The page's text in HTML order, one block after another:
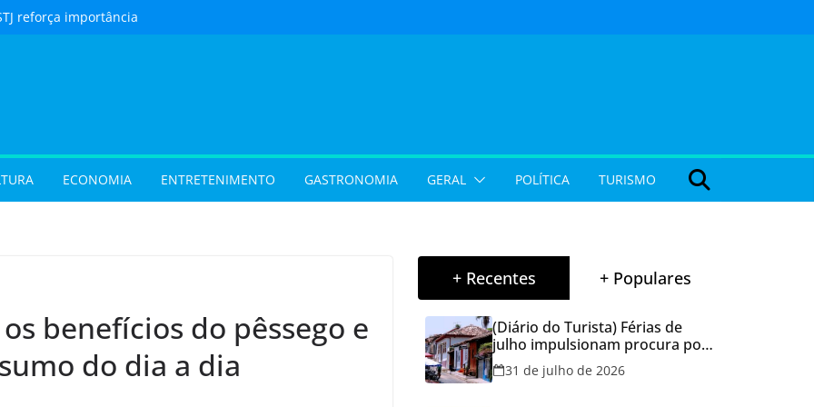
reforça importância
inéditas de
gratuitas no fim
Pais em Goiânia
ECONOMIA ENTRETENIMENTO GASTRONOMIA GERAL POLÍTICA TURISMO
benefícios do pêssego e
do dia a dia
+ Recentes + Populares
(Diário do Turista) Férias de
julho impulsionam procura por
hospedagem em Goiás e
reforçam cuidados na hora de
31 de julho de 2026